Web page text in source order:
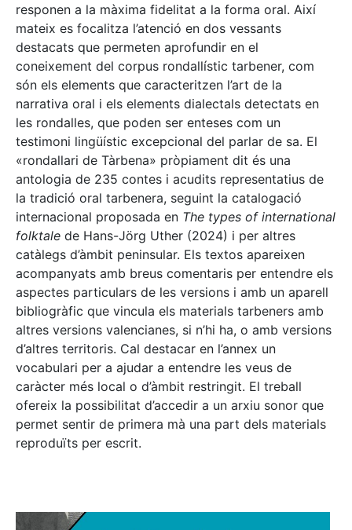
responen a la màxima fidelitat a la forma oral. Així
mateix es focalitza l’atenció en dos vessants
destacats que permeten aprofundir en el
coneixement del corpus rondallístic tarbener, com
són els elements que caracteritzen l’art de la
narrativa oral i els elements dialectals detectats en
les rondalles, que poden ser enteses com un
testimoni lingüístic excepcional del parlar de sa. El
«rondallari de Tàrbena» pròpiament dit és una
antologia de 235 contes i acudits representatius de
la tradició oral tarbenera, seguint la catalogació
internacional proposada en The types of international
folktale de Hans-Jörg Uther (2024) i per altres
catàlegs d’àmbit peninsular. Els textos apareixen
acompanyats amb breus comentaris per entendre els
aspectes particulars de les versions i amb un aparell
bibliogràfic que vincula els materials tarbeners amb
altres versions valencianes, si n’hi ha, o amb versions
d’altres territoris. Cal destacar en l’annex un
vocabulari per a ajudar a entendre les veus de
caràcter més local o d’àmbit restringit. El treball
ofereix la possibilitat d’accedir a un arxiu sonor que
permet sentir de primera mà una part dels materials
reproduïts per escrit.